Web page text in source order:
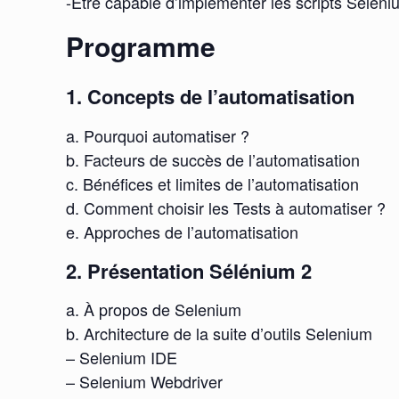
Programme
1. Concepts de l’automatisation
a. Pourquoi automatiser ?
b. Facteurs de succès de l’automatisation
c. Bénéfices et limites de l’automatisation
d. Comment choisir les Tests à automatiser ?
e. Approches de l’automatisation
2. Présentation Sélénium 2
a. À propos de Selenium
b. Architecture de la suite d’outils Selenium
– Selenium IDE
– Selenium Webdriver